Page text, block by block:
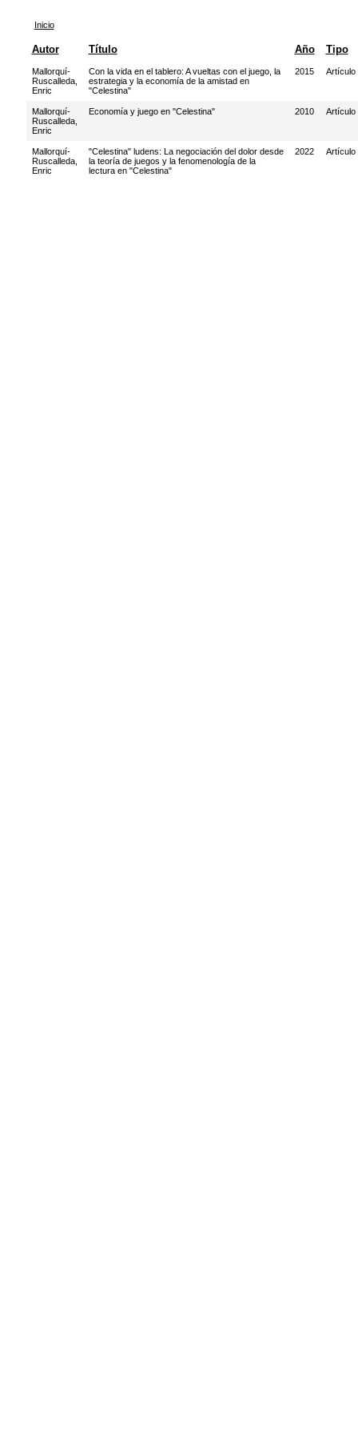
Inicio
Autor Título Año Tipo
Mallorquí-
Ruscalleda,
Enric
Con la vida en el tablero: A vueltas con el juego, la
estrategia y la economía de la amistad en
"Celestina"
2015 Artículo
Mallorquí-
Ruscalleda,
Enric
Economía y juego en "Celestina" 2010 Artículo
Mallorquí-
Ruscalleda,
Enric
"Celestina" ludens: La negociación del dolor desde
la teoría de juegos y la fenomenología de la
lectura en "Celestina"
2022 Artículo